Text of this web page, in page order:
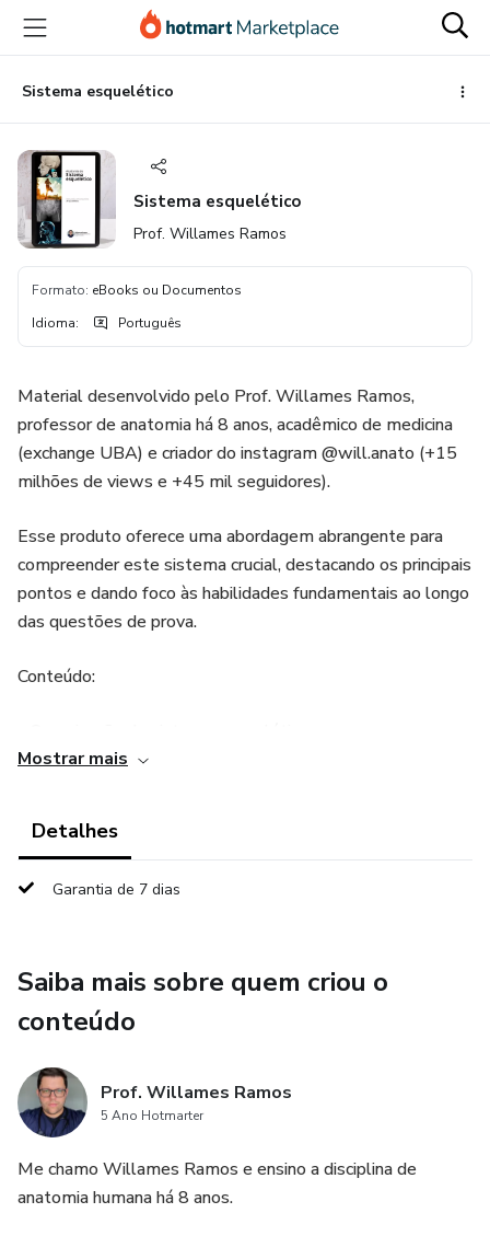
para
conteúdo
principal
para
pagamento
para
rodapéSistema esquelético
Sistema esquelético
Prof. Willames Ramos
Formato: eBooks ou Documentos
Idioma: Português
Material desenvolvido pelo Prof. Willames Ramos,
professor de anatomia há 8 anos, acadêmico de medicina
(exchange UBA) e criador do instagram @will.anato (+15
milhões de views e +45 mil seguidores).
Esse produto oferece uma abordagem abrangente para
compreender este sistema crucial, destacando os principais
pontos e dando foco às habilidades fundamentais ao longo
das questões de prova.
Conteúdo:
- Forma e constituição dos ossos
- Estrutura óssea
- Remodelamento ósseo em resposta à fratura
- Efeito do envelhecimento sobre os ossos
- Correlações com outros sistemas do corpo
Mostrar mais
Detalhes
Garantia de 7 dias
Saiba mais sobre quem criou o
conteúdo
Prof. Willames Ramos
5 Ano Hotmarter
Me chamo Willames Ramos e ensino a disciplina de
anatomia humana há 8 anos.